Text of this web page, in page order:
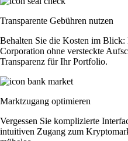
Transparente Gebühren nutzen
Behalten Sie die Kosten im
Corporation ohne versteckte
Transparenz für Ihr Portfolio.
Marktzugang optimieren
Vergessen Sie komplizierte
intuitiven Zugang zum